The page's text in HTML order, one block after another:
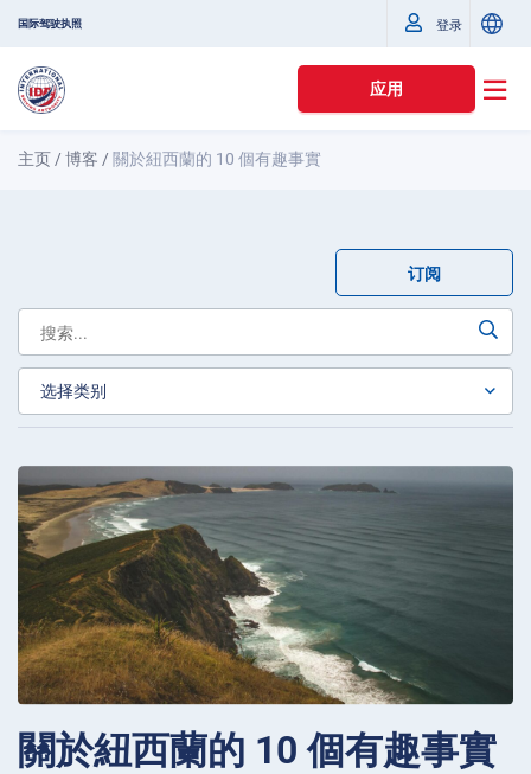
国际驾驶执照 登录
应用
主页 /博客 / 關於紐西蘭的 10 個有趣事實
订阅
關於紐西蘭的 10 個有趣事實